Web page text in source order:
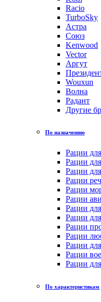
Racio
TurboSky
Астра
Союз
Kenwood
Vector
Аргут
Wouxun
Волна
Радант
Другие
По назначению
Рации
Рации
Рации
Рации
Рации
Рации
Рации
Рации
Рации
Рации
Рации
Рации
Рации
По характеристикам